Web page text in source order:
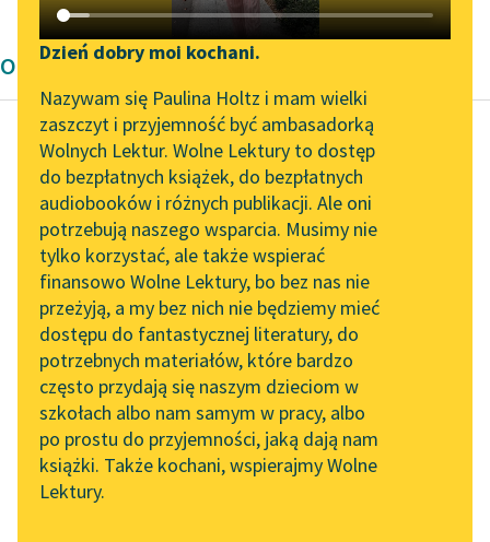
Katalog DAISY
Podkasty o książkach
Zgłoś brak utworu
Aktualności
„Prokurator Alicja Horn”
do słuchania
Byliśmy częścią AI Impact
Lab
Zapraszamy na spotkanie
online z tłumaczkami
literatury skandynawskiej
Spotkanie z Katarzyną
Tunkiel w Oslo
102. lata temu zmarł
Joseph Conrad
Narzędzia
Mapa Wolnych Lektur
Leśmianator
Przewodnik dla piszących i
czytających
API
OAI-PMH
Widget Wolnych Lektur
Przypisy
Dzień dobry moi kochani.
Nazywam się Paulina Holtz i mam wielki
zaszczyt i przyjemność być ambasadorką
Wolnych Lektur. Wolne Lektury to dostęp
do bezpłatnych książek, do bezpłatnych
audiobooków i różnych publikacji. Ale oni
potrzebują naszego wsparcia. Musimy nie
tylko korzystać, ale także wspierać
finansowo Wolne Lektury, bo bez nas nie
przeżyją, a my bez nich nie będziemy mieć
dostępu do fantastycznej literatury, do
potrzebnych materiałów, które bardzo
często przydają się naszym dzieciom w
szkołach albo nam samym w pracy, albo
po prostu do przyjemności, jaką dają nam
książki. Także kochani, wspierajmy Wolne
Lektury.
Opowiadanie Tadeusz Boy-Żeleński
Tadeusz Boy-Żeleński
Odsiecz Wiednia
Zresztą Jego
Świątobliwość nie
kładł bynajmniej na
punkt ten nacisku,
przeciwnie, robił
wrażenie człowieka,
który...